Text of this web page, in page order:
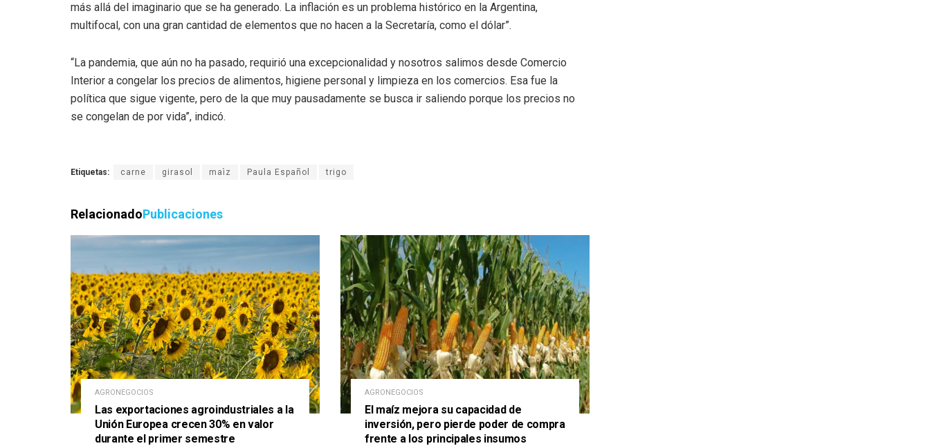
más allá del imaginario que se ha generado. La inflación es un problema histórico en la Argentina,
multifocal, con una gran cantidad de elementos que no hacen a la Secretaría, como el dólar”.
“La pandemia, que aún no ha pasado, requirió una excepcionalidad y nosotros salimos desde Comercio
Interior a congelar los precios de alimentos, higiene personal y limpieza en los comercios. Esa fue la
política que sigue vigente, pero de la que muy pausadamente se busca ir saliendo porque los precios no
se congelan de por vida”, indicó.
Etiquetas: carne girasol maìz Paula Español trigo
RelacionadoPublicaciones
AGRONEGOCIOS
Las exportaciones agroindustriales a la
Unión Europea crecen 30% en valor
durante el primer semestre
AGRONEGOCIOS
El maíz mejora su capacidad de
inversión, pero pierde poder de compra
frente a los principales insumos